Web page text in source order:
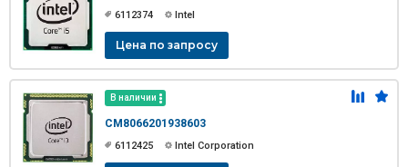
6112374 Intel
Цена по запросу
В наличии
CM8066201938603
6112425 Intel Corporation